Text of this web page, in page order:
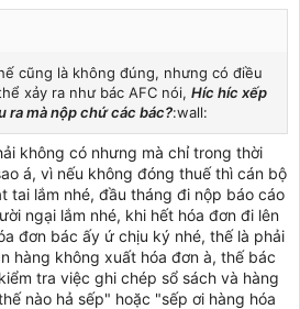
cũng là không đúng, nhưng có điều
xảy ra như bác AFC nói, Híc híc xếp
ra mà nộp chứ các bác?:wall:
không có nhưng mà chỉ trong thời
á, vì nếu không đóng thuế thì cán bộ
tai lắm nhé, đầu tháng đi nộp báo cáo
ngại lắm nhé, khi hết hóa đơn đi lên
đơn bác ấy ứ chịu ký nhé, thế là phải
hàng không xuất hóa đơn à, thế bác
tra việc ghi chép sổ sách và hàng
nào hả sếp" hoặc "sếp ơi hàng hóa